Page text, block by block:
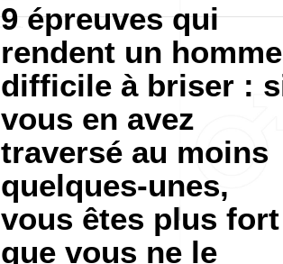
9 épreuves qui
rendent un homme
difficile à briser :
vous en avez
traversé au moins
quelques-unes,
vous êtes plus fort
que vous ne le